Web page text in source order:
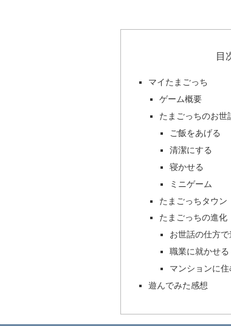
目
マイたまごっち
ゲーム概要
たまごっちのお世
ご飯をあげる
清潔にする
寝かせる
ミニゲーム
たまごっちタウン
たまごっちの進化
お世話の仕方
職業に就かせる
マンションに
遊んでみた感想